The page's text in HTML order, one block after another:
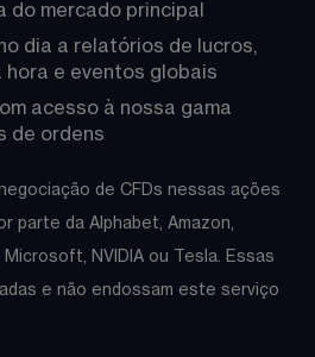
do mercado principal
dia a relatórios de lucros,
hora e eventos globais
acesso à nossa gama
de ordens
de CFDs nessas ações
parte da Alphabet, Amazon,
NVIDIA ou Tesla. Essas
e não endossam este serviço